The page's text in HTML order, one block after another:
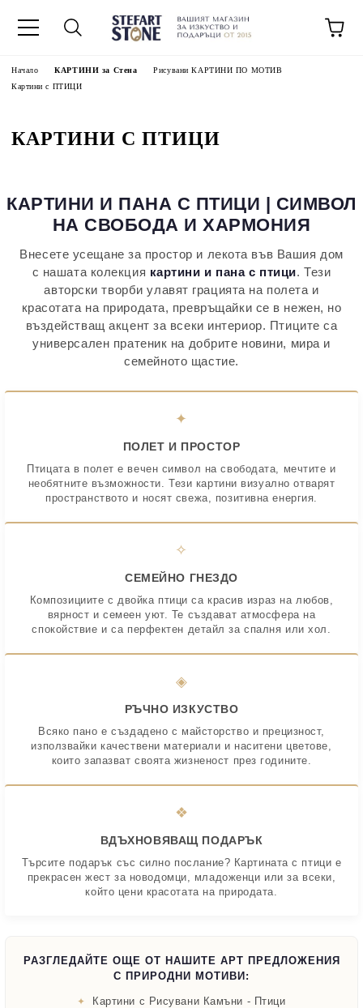
Начало КАРТИНИ за Стена
Рисувани КАРТИНИ ПО МОТИВ
Картини с ПТИЦИ
КАРТИНИ С ПТИЦИ
КАРТИНИ И ПАНА С ПТИЦИ | СИМВОЛ
НА СВОБОДА И ХАРМОНИЯ
Внесете усещане за простор и лекота във Вашия дом
с нашата колекция картини и пана с птици. Тези
авторски творби улавят грацията на полета и
красотата на природата, превръщайки се в нежен, но
въздействащ акцент за всеки интериор. Птиците са
универсален пратеник на добрите новини, мира и
семейното щастие.
✦
ПОЛЕТ И ПРОСТОР
Птицата в полет е вечен символ на свободата, мечтите и
необятните възможности. Тези картини визуално отварят
пространството и носят свежа, позитивна енергия.
✧
СЕМЕЙНО ГНЕЗДО
Композициите с двойка птици са красив израз на любов,
вярност и семеен уют. Те създават атмосфера на
спокойствие и са перфектен детайл за спалня или хол.
◈
РЪЧНО ИЗКУСТВО
Всяко пано е създадено с майсторство и прецизност,
използвайки качествени материали и наситени цветове,
които запазват своята жизненост през годините.
❖
ВДЪХНОВЯВАЩ ПОДАРЪК
Търсите подарък със силно послание? Картината с птици е
прекрасен жест за новодомци, младоженци или за всеки,
който цени красотата на природата.
РАЗГЛЕДАЙТЕ ОЩЕ ОТ НАШИТЕ АРТ ПРЕДЛОЖЕНИЯ
С ПРИРОДНИ МОТИВИ:
Картини с Рисувани Камъни - Птици